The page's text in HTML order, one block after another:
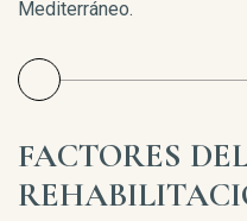
Mediterráneo.
FACTORES